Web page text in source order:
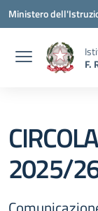
Vai ai contenuti
Vai al menu di
Vai al footer
Ministero
F.
2025/